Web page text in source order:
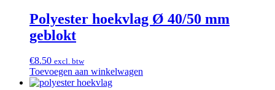
Polyester hoekvlag Ø 40/50 mm
geblokt
€8.50 excl. btw
Toevoegen aan winkelwagen